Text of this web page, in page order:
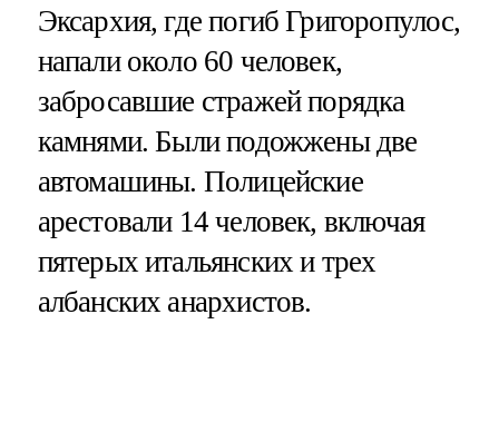
Эксархия, где погиб Григоропулос,
напали около 60 человек,
забросавшие стражей порядка
камнями. Были подожжены две
автомашины. Полицейские
арестовали 14 человек, включая
пятерых итальянских и трех
албанских анархистов.